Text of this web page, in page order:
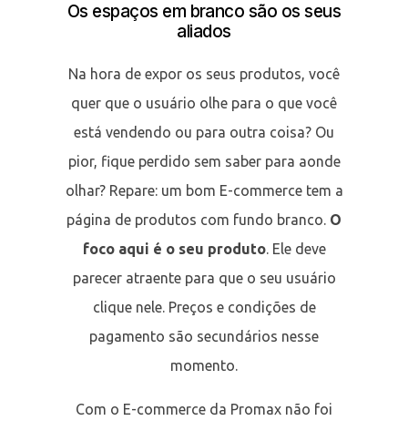
Os espaços em branco são os seus
aliados
Na hora de expor os seus produtos, você
quer que o usuário olhe para o que você
está vendendo ou para outra coisa? Ou
pior, fique perdido sem saber para aonde
olhar? Repare: um bom E-commerce tem a
página de produtos com fundo branco. O
foco aqui é o seu produto. Ele deve
parecer atraente para que o seu usuário
clique nele. Preços e condições de
pagamento são secundários nesse
momento.
Com o E-commerce da Promax não foi